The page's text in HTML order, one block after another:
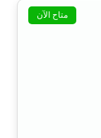
متاح الآن